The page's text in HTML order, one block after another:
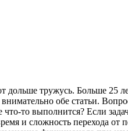
тружусь. Больше 25
внимательно обе статьи.
то выполнится? Если
и сложность перехода